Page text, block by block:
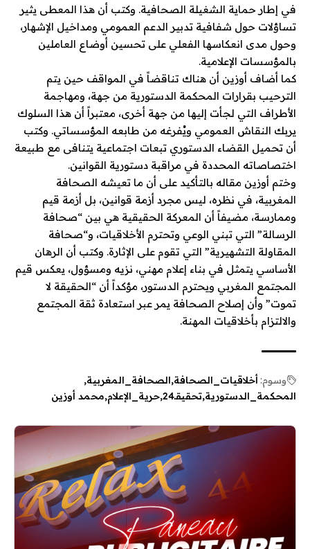
في إطار حماية الشغيلة الصحافية. وكتب أن هذا المعطى يثير
تساؤلات حول شفافية تدبير الدعم العمومي ومداخيل الإشهار،
وحول مدى انعكاسها الفعلي على تحسين أوضاع العاملين
بالمؤسسات الإعلامية.
كما أضاف أوزين أن هناك تناقضاً في المواقف حين يتم
الترحيب بقرارات المحكمة الدستورية من جهة، ومهاجمة
الأطراف التي لجأت إليها من جهة أخرى، معتبراً أن هذا السلوك
يربك النقاش العمومي ويُفرغه من طابعه المؤسساتي. وكتب
أن تحميل القضاء الدستوري تبعات اجتماعية يتنافى مع طبيعة
اختصاصاته المحددة في مراقبة دستورية القوانين.
وختم أوزين مقاله بالتأكيد على أن ما تعيشه الصحافة
المغربية، في نظره، ليس مجرد أزمة قوانين، بل أزمة قيم
وممارسة، مضيفاً أن المعركة الحقيقية هي بين “صحافة
الرسالة” التي تبني الوعي وتحترم الأخلاقيات، و“صحافة
المقاولة التشهيرية” التي تقوم على الإثارة. وكتب أن الرهان
الأساسي يتمثل في بناء إعلام مهني، نزيه ومسؤول، يعكس قيم
المجتمع المغربي ويحترم الدستور، مؤكداً أن “الحقيقة لا
تموت” وأن إصلاح الصحافة يمر عبر استعادة ثقة المجتمع
والالتزام بأخلاقيات المهنة.
وسوم: أخلاقيات_الصحافة الصحافة_المغربية
المحكمة_الدستورية تحقيقـ24 حرية_الإعلام محمد أوزين